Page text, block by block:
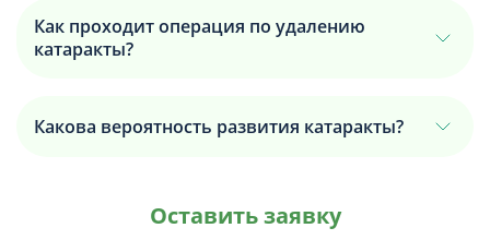
Как проходит операция по удалению
катаракты?
Какова вероятность развития катаракты?
Оставить заявку